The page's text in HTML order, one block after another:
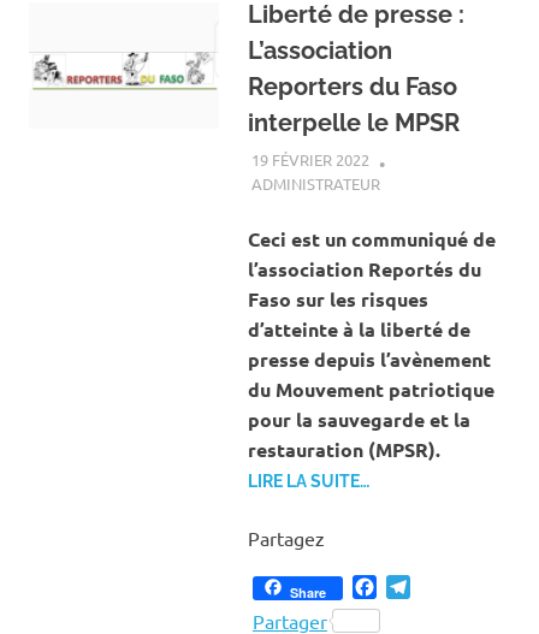
Liberté de presse :
L’association
Reporters du Faso
interpelle le MPSR
19 FÉVRIER 2022
ADMINISTRATEURA LA UNE
Ceci est un communiqué de
l’association Reportés du
Faso sur les risques
d’atteinte à la liberté de
presse depuis l’avènement
du Mouvement patriotique
pour la sauvegarde et la
restauration (MPSR).
LIRE LA SUITE…
Partagez
Share Facebook
Partager